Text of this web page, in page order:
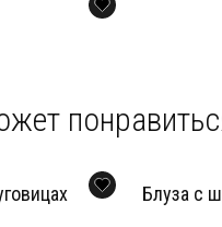
Блуза с